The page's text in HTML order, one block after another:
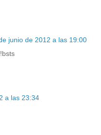
junio de 2012 a las 19:00
a las 23:34